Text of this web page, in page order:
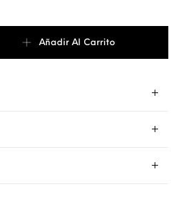
Añadir Al Carrito